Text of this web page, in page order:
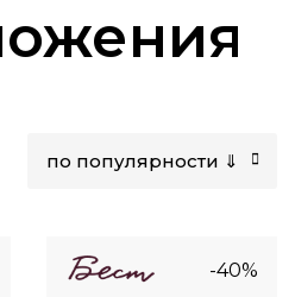
по популярности ⇓
-40%